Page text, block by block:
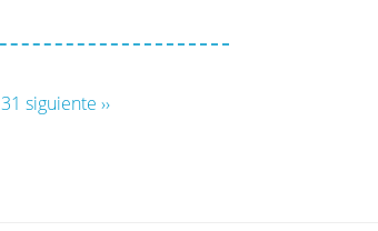
31 siguiente ››